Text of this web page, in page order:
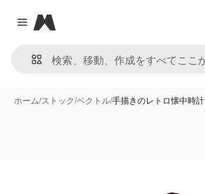
Close menu
Magnific
ホーム/ストック/ベクトル/手描きのレトロ懐中時計